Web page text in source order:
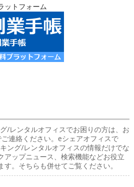
ットフォーム
/レンタルオフィスでお困りの方は、お
連絡ください。eシェアオフィスで
ング/レンタルオフィスの情報だけでな
アップニュース、検索機能などお役立
。そちらも併せてご覧ください。